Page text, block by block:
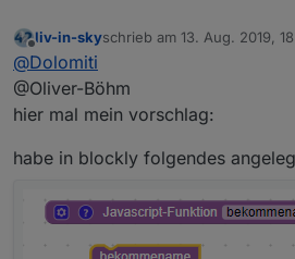
Offline
liv-in-skyschrieb am 13. Aug. 2019,
zuletzt editiert von
@Dolomiti
@Oliver-Böhm
hier mal mein vorschlag:
habe in blockly folgendes